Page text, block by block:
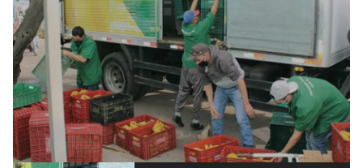
crises como a atual